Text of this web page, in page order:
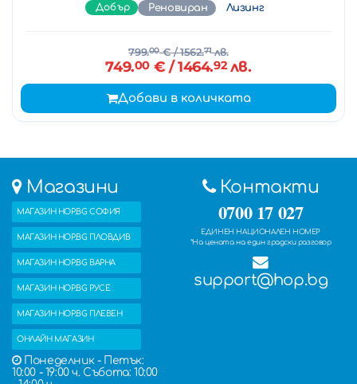
Добър Реновиран Лизинг
799.00€/ 1562.71лв.
749.00€ / 1464.92лв.
Добави в количката
Магазини
МАГАЗИН HOP.BG СОФИЯ
МАГАЗИН HOP.BG ПЛОВДИВ
МАГАЗИН HOP.BG ВАРНА
МАГАЗИН HOP.BG РУСЕ
МАГАЗИН HOP.BG ПЛЕВЕН
ОНЛАЙН МАГАЗИН
Понеделник - Петък:
10:00 - 19:00 ч. Събота: 10:00
Контакти
0700 17 027
ЕДИНЕН НАЦИОНАЛЕН НОМЕР
*На цената на един градски разговор
support@hop.bg